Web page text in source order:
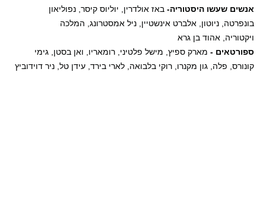
אנשים שעשו היסטוריה- באז אולדרין, יוליוס קיסר, נפוליאון
בונפרטה, ניוטון, אלברט אינשטיין, ניל אמסטרונג, המלכה
ויקטוריה, אהוד בן גרא
ספורטאים - מארק ספיץ, מישל פלטיני, רומאריו, ואן בסטן, גימי
קונורס, פלה, גון מקנרו, רוקי בלבואה, לארי בירד, עידן טל, ניר דוידוביץ